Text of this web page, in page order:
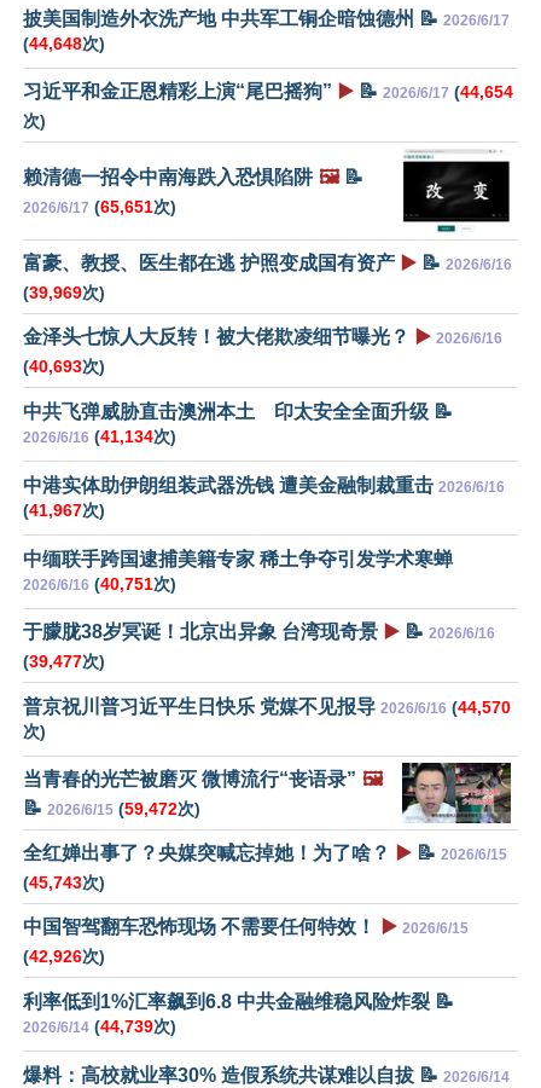
披美国制造外衣洗产地 中共军工铜企暗蚀德州 📝 2026/6/17
(44,648次)
习近平和金正恩精彩上演“尾巴摇狗” ▶️ 📝 2026/6/17 (44,654
次)
赖清德一招令中南海跌入恐惧陷阱 🖼️📝
2026/6/17 (65,651次)
富豪、教授、医生都在逃 护照变成国有资产 ▶️ 📝 2026/6/16
(39,969次)
金泽头七惊人大反转！被大佬欺凌细节曝光？ ▶️ 2026/6/16
(40,693次)
中共飞弹威胁直击澳洲本土 印太安全全面升级 📝
2026/6/16 (41,134次)
中港实体助伊朗组装武器洗钱 遭美金融制裁重击 2026/6/16
(41,967次)
中缅联手跨国逮捕美籍专家 稀土争夺引发学术寒蝉
2026/6/16 (40,751次)
于朦胧38岁冥诞！北京出异象 台湾现奇景 ▶️ 📝 2026/6/16
(39,477次)
普京祝川普习近平生日快乐 党媒不见报导 2026/6/16 (44,570
次)
当青春的光芒被磨灭 微博流行“丧语录” 🖼️
📝 2026/6/15 (59,472次)
全红婵出事了？央媒突喊忘掉她！为了啥？ ▶️ 📝 2026/6/15
(45,743次)
中国智驾翻车恐怖现场 不需要任何特效！ ▶️ 2026/6/15
(42,926次)
利率低到1%汇率飙到6.8 中共金融维稳风险炸裂 📝
2026/6/14 (44,739次)
爆料：高校就业率30% 造假系统共谋难以自拔 📝 2026/6/14